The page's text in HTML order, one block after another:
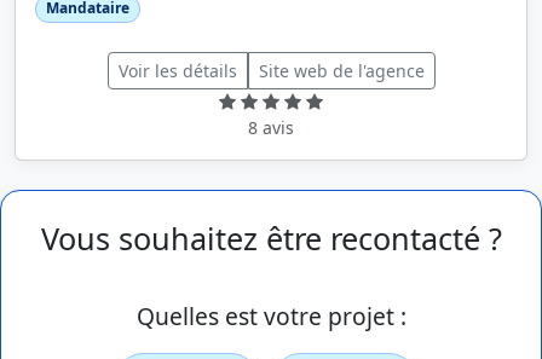
Mandataire
Voir les détails Site web de l'agence
8 avis
Vous souhaitez être recontacté ?
Quelles est votre projet :